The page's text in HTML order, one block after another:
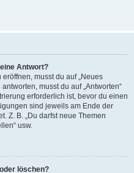
Antwort?
musst du auf „Neues
musst du auf „Antworten“
erforderlich ist, bevor du einen
sind jeweils am Ende der
Z. B. „Du darfst neue Themen
usw.
löschen?